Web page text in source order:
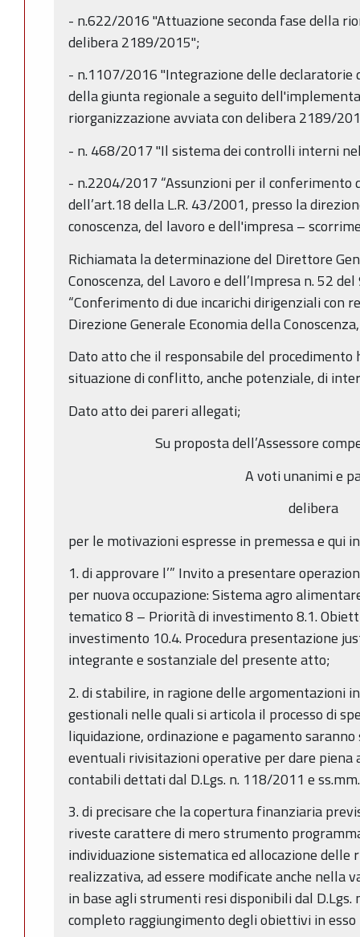
- n.622/2016 "Attuazione seconda fase della
delibera 2189/2015";
- n.1107/2016 "Integrazione delle
della giunta regionale a seguito
riorganizzazione avviata con delibera 2189/
- n. 468/2017 "Il sistema dei controlli interni
- n.2204/2017 “Assunzioni per il conferimento
dell’art.18 della L.R. 43/2001, presso la
conoscenza, del lavoro e dell'impresa –
Richiamata la determinazione del Direttore
Conoscenza, del Lavoro e dell’Impresa n. 52
“Conferimento di due incarichi dirigenziali con
Direzione Generale Economia della
Dato atto che il responsabile del
situazione di conflitto, anche potenziale, di
Dato atto dei pareri allegati;
Su proposta dell’Assessore
A voti unanimi e
delibera
per le motivazioni espresse in premessa e qui
1. di approvare l’” Invito a presentare
per nuova occupazione: Sistema agro
tematico 8 – Priorità di investimento 8.1.
investimento 10.4. Procedura presentazione
integrante e sostanziale del presente atto;
2. di stabilire, in ragione delle argomentazioni
gestionali nelle quali si articola il processo di
liquidazione, ordinazione e pagamento
eventuali rivisitazioni operative per dare
contabili dettati dal D.Lgs. n. 118/2011 e
3. di precisare che la copertura finanziaria
riveste carattere di mero strumento
individuazione sistematica ed allocazione
realizzativa, ad essere modificate anche nella
in base agli strumenti resi disponibili dal
completo raggiungimento degli obiettivi in